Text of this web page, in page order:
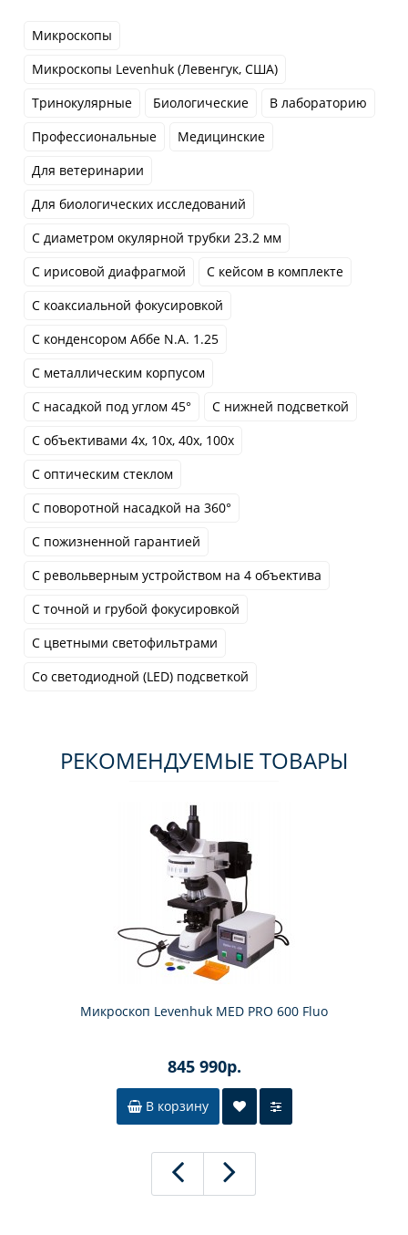
Микроскопы
Микроскопы Levenhuk (Левенгук, США)
Тринокулярные
Биологические
В лабораторию
Профессиональные
Медицинские
Для ветеринарии
Для биологических исследований
С диаметром окулярной трубки 23.2 мм
С ирисовой диафрагмой
С кейсом в комплекте
С коаксиальной фокусировкой
С конденсором Аббе N.A. 1.25
С металлическим корпусом
С насадкой под углом 45°
С нижней подсветкой
С объективами 4x, 10x, 40x, 100x
С оптическим стеклом
С поворотной насадкой на 360°
С пожизненной гарантией
С револьверным устройством на 4 объектива
С точной и грубой фокусировкой
С цветными светофильтрами
Со светодиодной (LED) подсветкой
РЕКОМЕНДУЕМЫЕ ТОВАРЫ
Микроскоп Levenhuk MED PRO 600 Fluo
845 990р.
В корзину